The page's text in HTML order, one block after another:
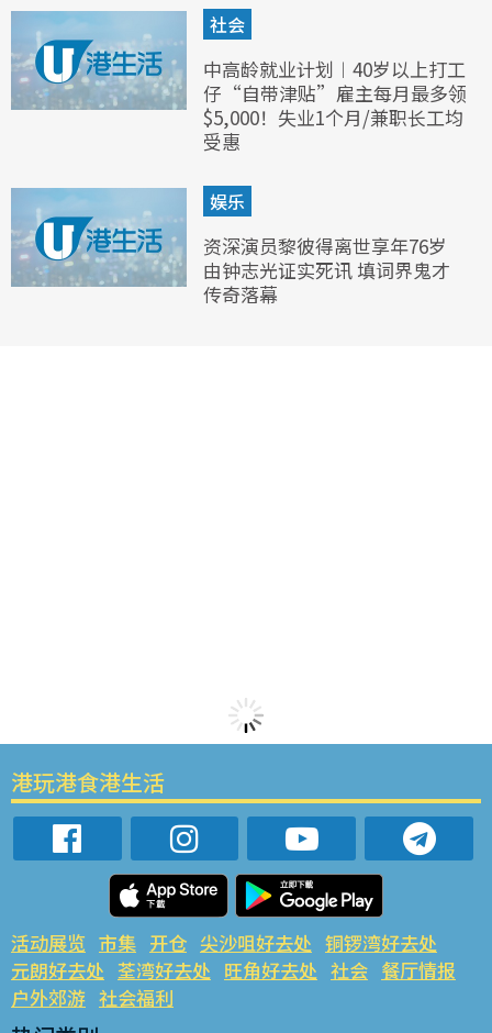
社会
中高龄就业计划︱40岁以上打工
仔“自带津贴”雇主每月最多领
$5,000！失业1个月/兼职长工均
受惠
娱乐
资深演员黎彼得离世享年76岁
由钟志光证实死讯 填词界鬼才
传奇落幕
港玩港食港生活
活动展览 市集 开仓 尖沙咀好去处 铜锣湾好去处
元朗好去处 荃湾好去处 旺角好去处 社会 餐厅情报
户外郊游 社会福利